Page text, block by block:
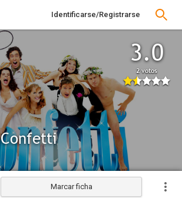
Identificarse/Registrarse
3.0
2 votos
Confetti
Marcar ficha